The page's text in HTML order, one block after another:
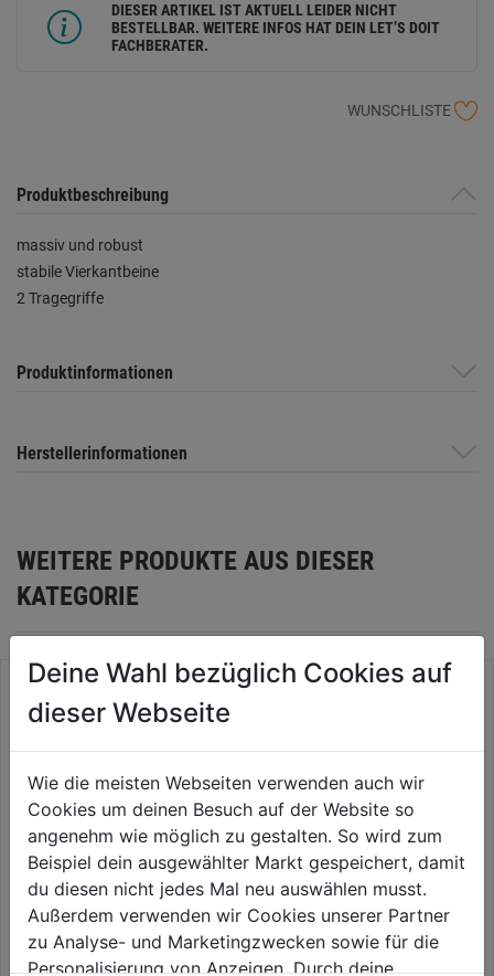
DIESER ARTIKEL IST AKTUELL LEIDER NICHT
BESTELLBAR. WEITERE INFOS HAT DEIN LET’S DOIT
FACHBERATER.
WUNSCHLISTE
Produktbeschreibung
massiv und robust
stabile Vierkantbeine
2 Tragegriffe
Produktinformationen
Herstellerinformationen
WEITERE PRODUKTE AUS DIESER
KATEGORIE
Feuerschale Modern 75
DM75cm H32cm
0.0 (0)
0.0
Zubehörset Feuerstelle 47cm
5tlg.
Deine Wahl bezüglich Cookies auf
dieser Webseite
Wie die meisten Webseiten verwenden auch wir
Cookies um deinen Besuch auf der Website so
angenehm wie möglich zu gestalten. So wird zum
Beispiel dein ausgewählter Markt gespeichert, damit
du diesen nicht jedes Mal neu auswählen musst.
Außerdem verwenden wir Cookies unserer Partner
zu Analyse- und Marketingzwecken sowie für die
Personalisierung von Anzeigen. Durch deine